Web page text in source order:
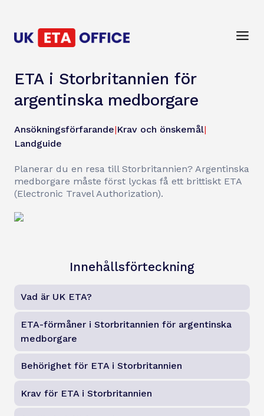
ETA i Storbritannien för
argentinska medborgare
Ansökningsförfarande|Krav och önskemål|
Landguide
Planerar du en resa till Storbritannien? Argentinska
medborgare måste först lyckas få ett brittiskt ETA
(Electronic Travel Authorization).
Innehållsförteckning
Vad är UK ETA?
ETA-förmåner i Storbritannien för argentinska
medborgare
Behörighet för ETA i Storbritannien
Krav för ETA i Storbritannien